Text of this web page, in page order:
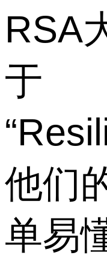
RSA
于
他们
单易